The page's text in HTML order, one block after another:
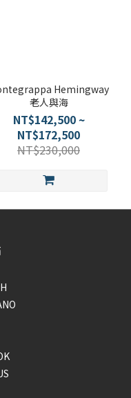
Hemingway
老人與海
NT$142,500 ~
NT$172,500
NT$230,000